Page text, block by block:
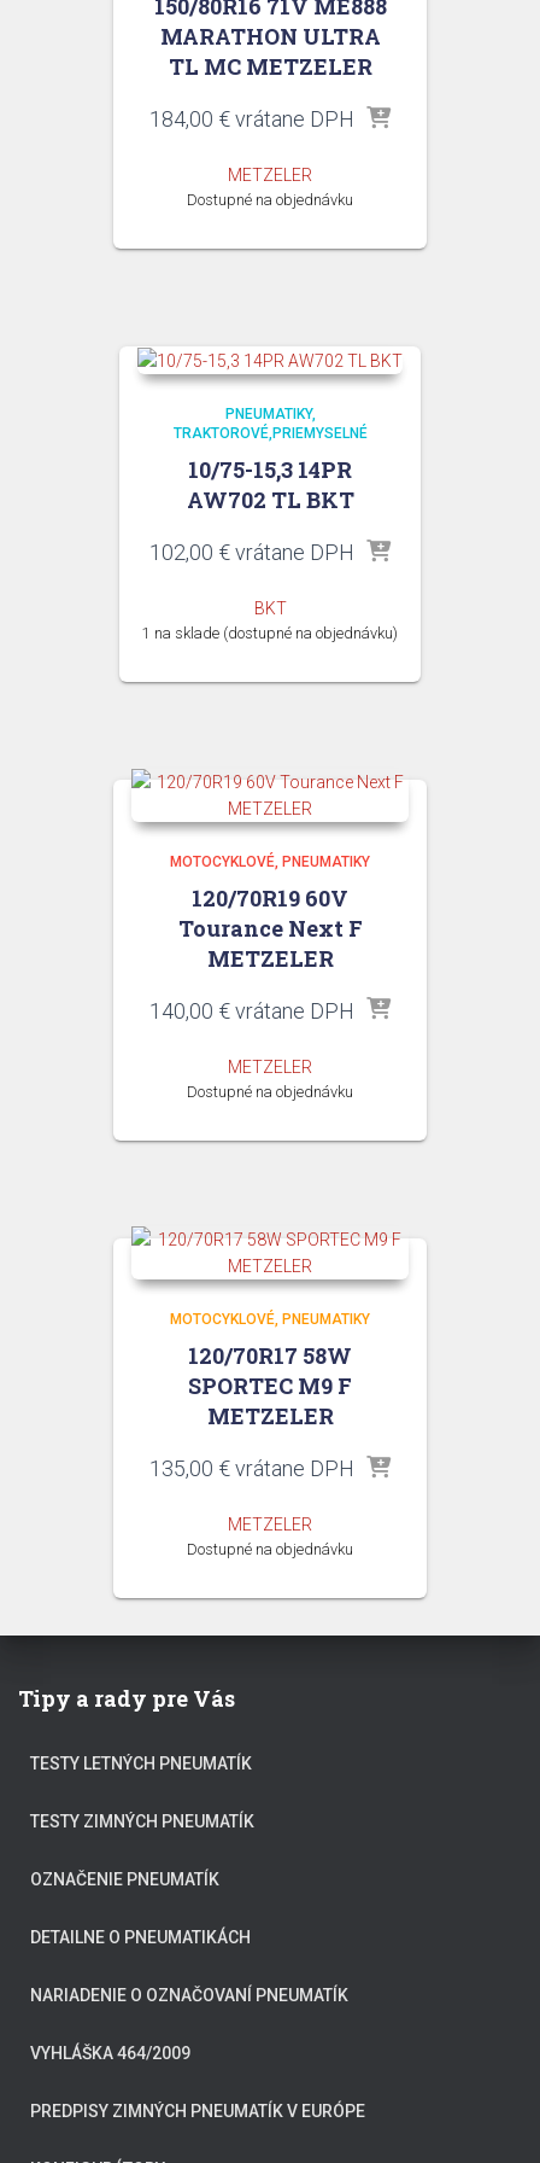
150/80R16 71V ME888
MARATHON ULTRA
TL MC METZELER
184,00 €vrátane DPH
METZELER
Dostupné na objednávku
PNEUMATIKY
TRAKTOROVÉ,PRIEMYSELNÉ
10/75-15,3 14PR
AW702 TL BKT
102,00 €vrátane DPH
BKT
1 na sklade (dostupné na objednávku)
MOTOCYKLOVÉ PNEUMATIKY
120/70R19 60V
Tourance Next F
METZELER
140,00 €vrátane DPH
METZELER
Dostupné na objednávku
MOTOCYKLOVÉ PNEUMATIKY
120/70R17 58W
SPORTEC M9 F
METZELER
135,00 €vrátane DPH
METZELER
Dostupné na objednávku
Tipy a rady pre Vás
TESTY LETNÝCH PNEUMATÍK
TESTY ZIMNÝCH PNEUMATÍK
OZNAČENIE PNEUMATÍK
DETAILNE O PNEUMATIKÁCH
NARIADENIE O OZNAČOVANÍ PNEUMATÍK
VYHLÁŠKA 464/2009
PREDPISY ZIMNÝCH PNEUMATÍK V EURÓPE